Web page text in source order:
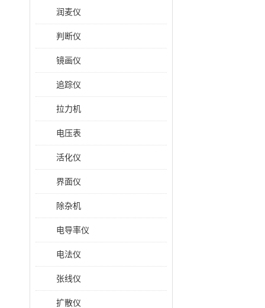
润麦仪
判断仪
镜画仪
追踪仪
拉力机
电压表
活化仪
界面仪
除杂机
电导率仪
电法仪
张线仪
扩散仪